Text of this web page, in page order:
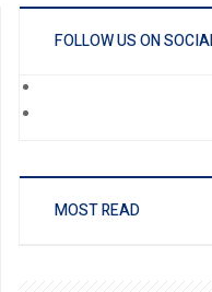
FOLLOW US ON
MOST READ